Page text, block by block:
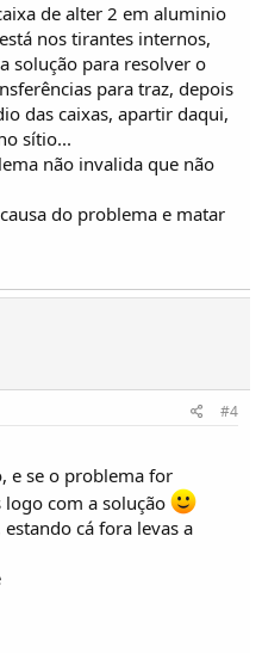
de alter 2 em aluminio
nos tirantes internos,
solução para resolver o
para traz, depois
das caixas, apartir daqui,
sítio...
não invalida que não
do problema e matar
#4
e se o problema for
logo com a solução
cá fora levas a